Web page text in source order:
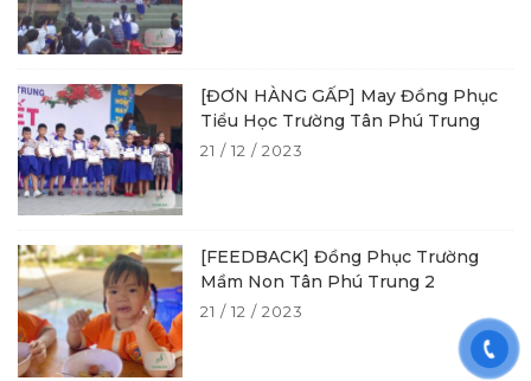
[ĐƠN HÀNG GẤP] May Đồng Phục
Tiểu Học Trường Tân Phú Trung
21 / 12 / 2023
[FEEDBACK] Đồng Phục Trường
Mầm Non Tân Phú Trung 2
21 / 12 / 2023